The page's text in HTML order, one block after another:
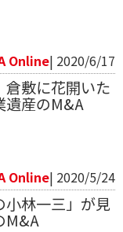
Online| 2020/6/17
倉敷に花開いた
遺産のM&A
Online| 2020/5/24
林一三」が見
M&A